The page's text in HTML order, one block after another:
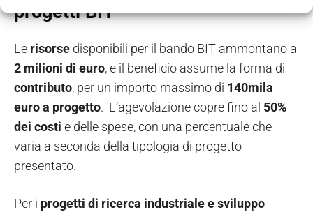
progetti BIT
Le risorse disponibili per il bando BIT ammontano a
2 milioni di euro, e il beneficio assume la forma di
contributo, per un importo massimo di 140mila
euro a progetto. L’agevolazione copre fino al 50%
dei costi e delle spese, con una percentuale che
varia a seconda della tipologia di progetto
presentato.
Per i progetti di ricerca industriale e sviluppo